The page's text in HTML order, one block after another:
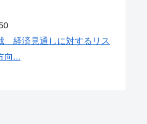
経済見通しに対するリス
向...